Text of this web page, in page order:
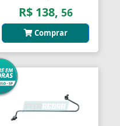
R$ 138, 56
Comprar